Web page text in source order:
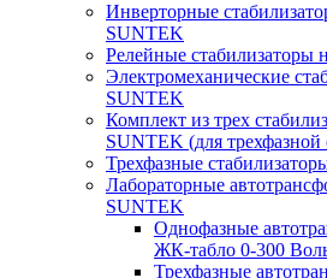
Инверторные
SUNTEK
Релейные стабилизаторы
Электромеханические
SUNTEK
Комплект из трех
SUNTEK (для трехфазной
Трехфазные
Лабораторные
SUNTEK
Однофазные
ЖК-табло 0-300
Трехфазные